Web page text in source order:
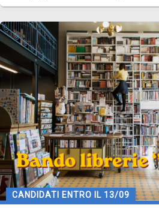
CANDIDATI ENTRO IL 13/09